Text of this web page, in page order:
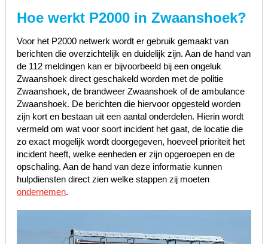
Hoe werkt P2000 in Zwaanshoek?
Voor het P2000 netwerk wordt er gebruik gemaakt van
berichten die overzichtelijk en duidelijk zijn. Aan de hand van
de 112 meldingen kan er bijvoorbeeld bij een ongeluk
Zwaanshoek direct geschakeld worden met de politie
Zwaanshoek, de brandweer Zwaanshoek of de ambulance
Zwaanshoek. De berichten die hiervoor opgesteld worden
zijn kort en bestaan uit een aantal onderdelen. Hierin wordt
vermeld om wat voor soort incident het gaat, de locatie die
zo exact mogelijk wordt doorgegeven, hoeveel prioriteit het
incident heeft, welke eenheden er zijn opgeroepen en de
opschaling. Aan de hand van deze informatie kunnen
hulpdiensten direct zien welke stappen zij moeten
ondernemen.